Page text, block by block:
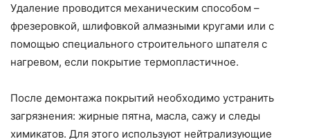
Удаление проводится механическим способом –
фрезеровкой, шлифовкой алмазными кругами или с
помощью специального строительного шпателя с
нагревом, если покрытие термопластичное.
После демонтажа покрытий необходимо устранить
загрязнения: жирные пятна, масла, сажу и следы
химикатов. Для этого используют нейтрализующие